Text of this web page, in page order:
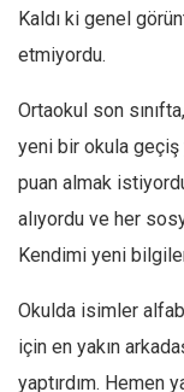
Selçuk
Mehmet Ali
Bağdagül Öz
Esra Elönü
» Yazar arşivi
Tüm Sayılar
Kategoriler
Kaldı ki genel
etmiyordu.
Ortaokul son
yeni bir okula geçiş
puan almak
alıyordu ve her
Kendimi yeni
Okulda isimler
için en yakın
yaptırdım. Hemen